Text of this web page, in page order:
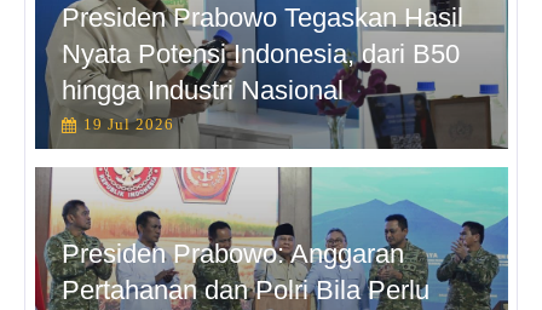
Presiden Prabowo Tegaskan Hasil
Nyata Potensi Indonesia, dari B50
hingga Industri Nasional
19 Jul 2026
Presiden Prabowo: Anggaran
Pertahanan dan Polri Bila Perlu